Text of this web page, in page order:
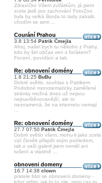
Zdravíčko Všem zvířátkům, já jsem
zcela jistě pro zachování FotoZoo,
byla by velká škoda to tady zabalit,
chodím se sem ...
Courání Prahou
3.8 13:54 Patrik Čmejla
Ahoj, našel bych tu někoho z Prahy,
kdo by šel občas ven s foťákem?
Focení, povídání a tak.
Re: obnovení domény
1.8 21:25 BuBu
Dobré světlo, souhlas s Patrikem.
Podobné monotematicky zaměřené
stránky možná dnes už nejsou
nejnavštěvovanější, ale to
neznamená, že na internetu nemají
Re: obnovení domény
27.7 07:50 Patrik Čmejla
Dobré světlo všem, mohu-li jako zcela
cizí člověk přispět svým pohledem,
tak o vaší galerii jsem neměl ani
tušení a vlastně ...
obnoveni domeny
16.7 14:38 clown
pratele blizi se obnoveni domeny -
kdyz vidim, jak to tu zije, neni cas to